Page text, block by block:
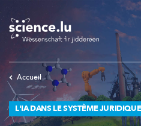
main
Accueil
L'IA DANS LE SYSTÈME JURIDIQUE